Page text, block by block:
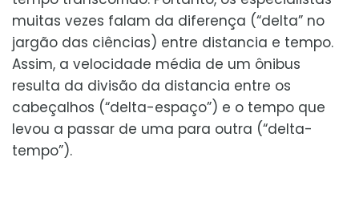
muitas vezes falam da diferença (“delta” no
jargão das ciências) entre distancia e tempo.
Assim, a velocidade média de um ônibus
resulta da divisão da distancia entre os
cabeçalhos (“delta-espaço”) e o tempo que
levou a passar de uma para outra (“delta-
tempo”).